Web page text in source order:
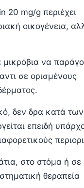
20 mg/g περιέχει
οικογένεια,
να
σε ορισμένους
δεν δρα κατά
επειδή
στο στόμα ή σε
θεραπεία